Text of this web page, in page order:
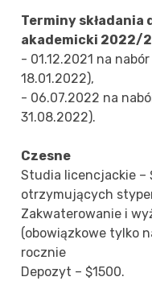
Terminy składania
akademicki 2022/
- 01.12.2021 na
18.01.2022),
- 06.07.2022 na
31.08.2022).
Czesne
Studia licencjackie –
otrzymujących
Zakwaterowanie i
(obowiązkowe tylko
rocznie
Depozyt – $1500.